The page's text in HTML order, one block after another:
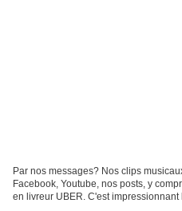
Par nos messages? Nos clips
Facebook, Youtube, nos posts, y
en livreur UBER. C'est